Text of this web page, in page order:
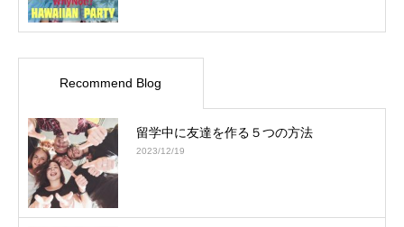
Recommend Blog
留学中に友達を作る５つの方法
2023/12/19